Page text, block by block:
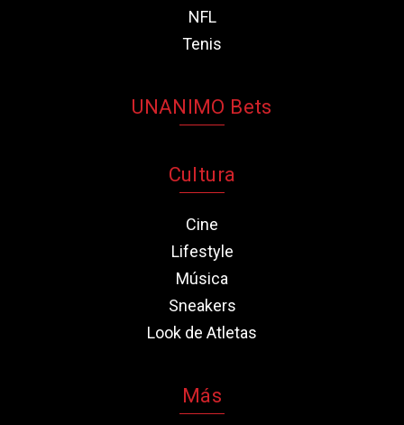
NFL
Tenis
UNANIMO Bets
Cultura
Cine
Lifestyle
Música
Sneakers
Look de Atletas
Más